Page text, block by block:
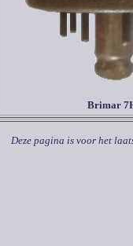
Brimar
Deze pagina is voor het